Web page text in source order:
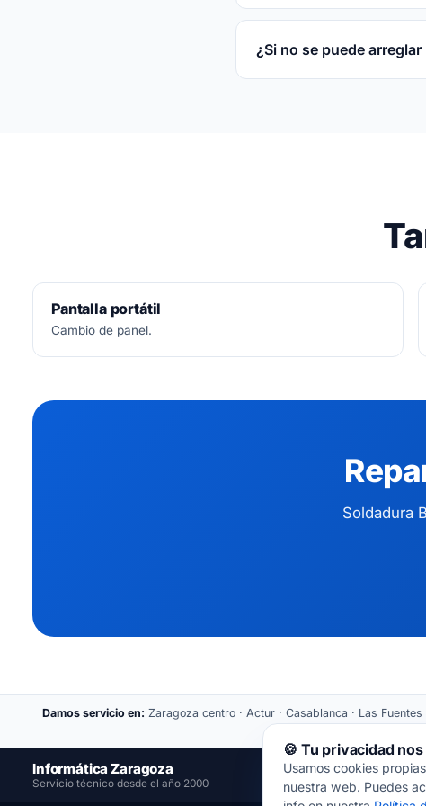
3 meses por escrito
¿Si no se puede
Pantalla portátil
Cambio de panel.
Soldadura
Damos servicio en: Zaragoza centro · Actur · Casablanca · Las
Informática Zaragoza
Servicio técnico desde el año 2000
📍
🍪 Tu privacidad
Usamos cookies
nuestra web. Puedes